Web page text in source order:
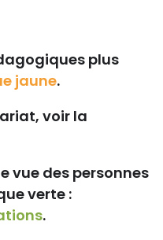
plus
jaune.
voir la
vue des personnes
verte :
.